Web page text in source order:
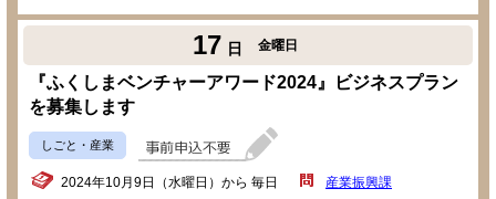
17 日 金曜日
『ふくしまベンチャーアワード2024』ビジネスプラン
を募集します
しごと・産業
2024年10月9日（水曜日）から 毎日 産業振興課